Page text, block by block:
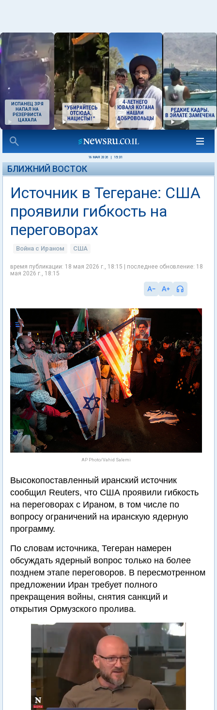
ИСПАНЕЦ ЗРЯ
НАПАЛ НА
РЕЗЕРВИСТА
ЦАХАЛА
18 МАЯ 2026 15:31
БЛИЖНИЙ ВОСТОК
Источник в Тегеране: США
проявили гибкость на
переговорах
Война с Ираном США
время публикации: 18 мая 2026 г., 18:15 | последнее обновление: 18
мая 2026 г., 18:15
AP Photo/Vahid Salemi
Высокопоставленный иранский источник
сообщил Reuters, что США проявили гибкость
на переговорах с Ираном, в том числе по
вопросу ограничений на иранскую ядерную
программу.
По словам источника, Тегеран намерен
обсуждать ядерный вопрос только на более
позднем этапе переговоров. В пересмотренном
предложении Иран требует полного
прекращения войны, снятия санкций и
открытия Ормузского пролива.